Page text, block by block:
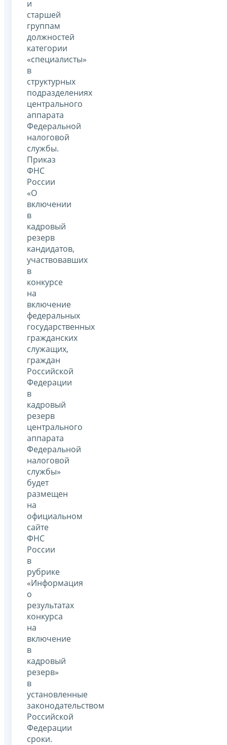
и
старшей
группам
должностей
категории
«специалисты»
в
структурных
подразделениях
центрального
аппарата
Федеральной
налоговой
службы.
Приказ
ФНС
России
«О
включении
в
кадровый
резерв
кандидатов,
участвовавших
в
конкурсе
на
включение
федеральных
государственных
гражданских
служащих,
граждан
Российской
Федерации
в
кадровый
резерв
центрального
аппарата
Федеральной
налоговой
службы»
будет
размещен
на
официальном
сайте
ФНС
России
в
рубрике
«Информация
о
результатах
конкурса
на
включение
в
кадровый
резерв»
в
установленные
законодательством
Российской
Федерации
сроки.